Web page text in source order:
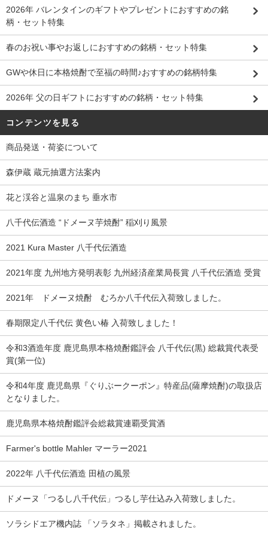
2026年 バレンタインのギフトやプレゼントにおすすめの銘
柄・セット特集
春のお祝い事やお返しにおすすめの銘柄・セット特集
GWや休日に本格焼酎で至福の時間♪おすすめの銘柄特集
2026年 父の日ギフトにおすすめの銘柄・セット特集
コンテンツを見る
商品発送・荷姿について
森伊蔵 蔵元抽選方法案内
花と渓谷と温泉のまち 垂水市
八千代伝酒造 “ドメーヌ芋焼酎” 稲刈り風景
2021 Kura Master 八千代伝酒造
2021年度 九州地方発明表彰 九州経済産業局長賞 八千代伝酒造 受賞
2021年 ドメーヌ焼酎 むろか八千代伝入荷致しました。
春期限定八千代伝 黄色い椿 入荷致しました！
令和3酒造年度 鹿児島県本格焼酎鑑評会 八千代伝(黒) 総裁賞代表受
賞(第一位)
令和4年度 鹿児島県『ぐりぶークーポン』特産品(薩摩焼酎)の取扱店
となりました。
鹿児島県本格焼酎鑑評会総裁賞連覇受賞酒
Farmer's bottle Mahler マーラー2021
2022年 八千代伝酒造 田植の風景
ドメーヌ「つるし八千代伝」つるし芋仕込み入荷致しました。
ソラシドエア機内誌 「ソラタネ」掲載されました。